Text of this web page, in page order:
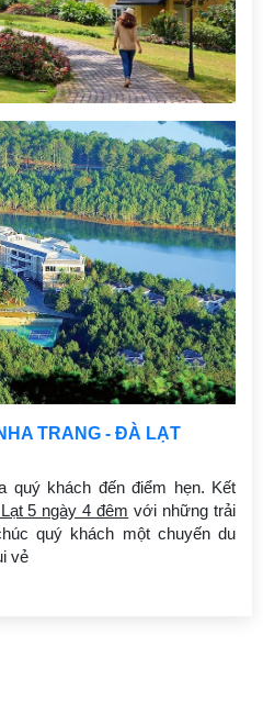
TRANG - ĐÀ LẠT
quý khách đến điểm hẹn. Kết
5 ngày 4 đêm với những trải
quý khách một chuyến du
vẻ